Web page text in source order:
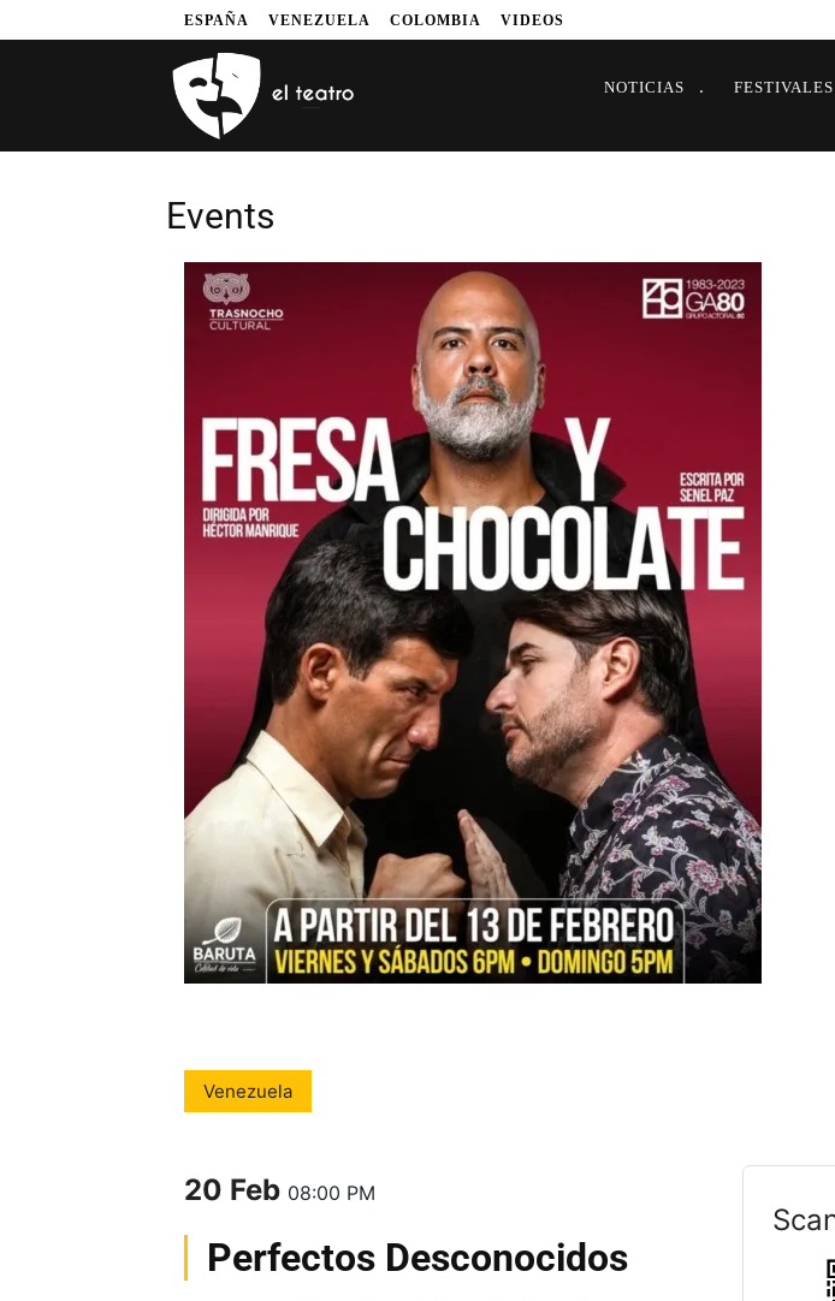
ESPAÑA VENEZUELA COLOMBIA VIDEOS
NOTICIAS FESTIVALES
Events
Venezuela
20 Feb 08:00 PM
Perfectos Desconocidos